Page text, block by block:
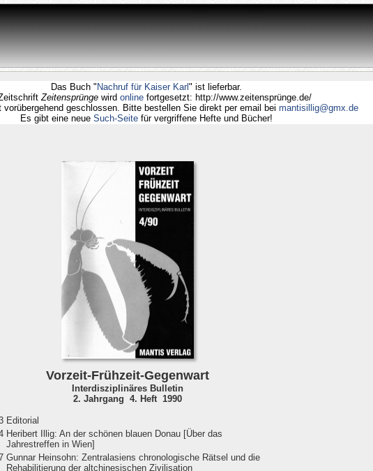
Das Buch "Nachruf für Kaiser Karl " ist lieferbar.
Die ZeitschriftZeitensprünge wirdonlinefortgesetzt: http://www.zeitensprünge.de/
ist vorübergehend geschlossen. Bitte bestellen Sie direkt per email beimantisillig@gmx.de
Es gibt eine neueSuch-Seitefür vergriffene Hefte und Bücher!
Vorzeit-Frühzeit-Gegenwart
Interdisziplinäres Bulletin
2. Jahrgang 4. Heft 1990
Editorial
Heribert Illig: An der schönen blauen Donau [Über das
Jahrestreffen in Wien]
Gunnar Heinsohn: Zentralasiens chronologische Rätsel und die
Rehabilitierung der altchinesischen Zivilisation